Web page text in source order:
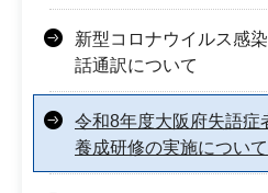
新型コロナウイルス感
話通訳について
令和8年度大阪府失語症
養成研修の実施について